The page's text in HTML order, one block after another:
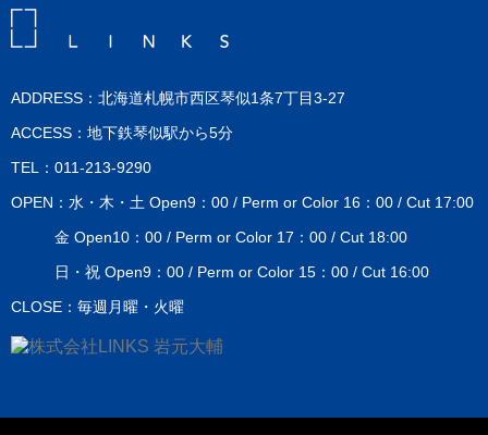
ADDRESS：北海道札幌市西区琴似1条7丁目3-27
ACCESS：地下鉄琴似駅から5分
TEL：011-213-9290
OPEN：水・木・土 Open9：00 / Perm or Color 16：00 / Cut 17:00
金 Open10：00 / Perm or Color 17：00 / Cut 18:00
日・祝 Open9：00 / Perm or Color 15：00 / Cut 16:00
CLOSE：毎週月曜・火曜